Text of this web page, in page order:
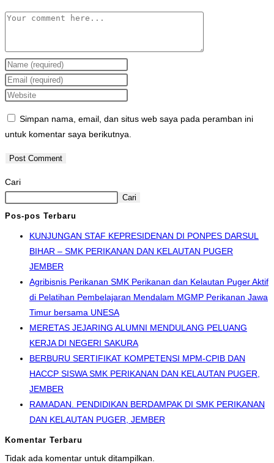
Simpan nama, email, dan situs web saya pada peramban ini
untuk komentar saya berikutnya.
Cari
Cari
Pos-pos Terbaru
KUNJUNGAN STAF KEPRESIDENAN DI PONPES DARSUL
BIHAR – SMK PERIKANAN DAN KELAUTAN PUGER
JEMBER
Agribisnis Perikanan SMK Perikanan dan Kelautan Puger Aktif
di Pelatihan Pembelajaran Mendalam MGMP Perikanan Jawa
Timur bersama UNESA
MERETAS JEJARING ALUMNI MENDULANG PELUANG
KERJA DI NEGERI SAKURA
BERBURU SERTIFIKAT KOMPETENSI MPM-CPIB DAN
HACCP SISWA SMK PERIKANAN DAN KELAUTAN PUGER,
JEMBER
RAMADAN. PENDIDIKAN BERDAMPAK DI SMK PERIKANAN
DAN KELAUTAN PUGER, JEMBER
Komentar Terbaru
Tidak ada komentar untuk ditampilkan.